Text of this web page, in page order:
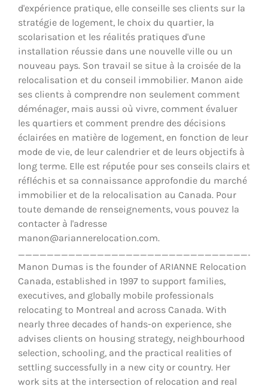
d'expérience pratique, elle conseille ses clients sur la
stratégie de logement, le choix du quartier, la
scolarisation et les réalités pratiques d'une
installation réussie dans une nouvelle ville ou un
nouveau pays. Son travail se situe à la croisée de la
relocalisation et du conseil immobilier. Manon aide
ses clients à comprendre non seulement comment
déménager, mais aussi où vivre, comment évaluer
les quartiers et comment prendre des décisions
éclairées en matière de logement, en fonction de leur
mode de vie, de leur calendrier et de leurs objectifs à
long terme. Elle est réputée pour ses conseils clairs et
réfléchis et sa connaissance approfondie du marché
immobilier et de la relocalisation au Canada. Pour
toute demande de renseignements, vous pouvez la
contacter à l'adresse
manon@ariannerelocation.com.
Manon Dumas is the founder of ARIANNE Relocation
Canada, established in 1997 to support families,
executives, and globally mobile professionals
relocating to Montreal and across Canada. With
nearly three decades of hands-on experience, she
advises clients on housing strategy, neighbourhood
selection, schooling, and the practical realities of
settling successfully in a new city or country. Her
work sits at the intersection of relocation and real